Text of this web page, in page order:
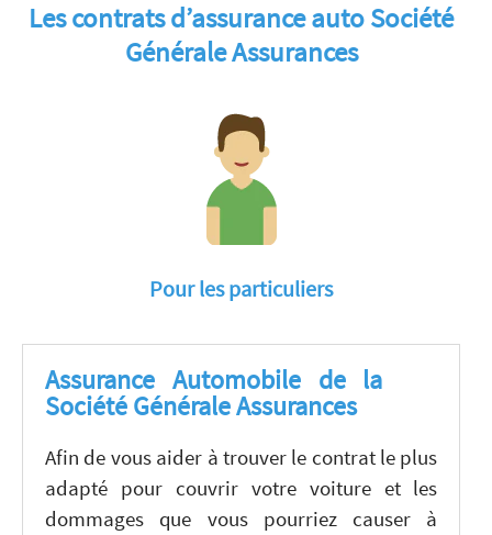
Les contrats d’assurance auto Société
Générale Assurances
Pour les particuliers
Assurance Automobile de la
Société Générale Assurances
Afin de vous aider à trouver le contrat le plus
adapté pour couvrir votre voiture et les
dommages que vous pourriez causer à